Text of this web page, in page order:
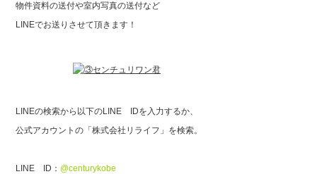
物件資料の送付や室内写真の送付など
LINEでお送りさせて頂きます！
LINEの検索から以下のLINE IDを入力するか、
公式アカウントの「株式会社リライフ」を検索。
LINE ID： @centurykobe